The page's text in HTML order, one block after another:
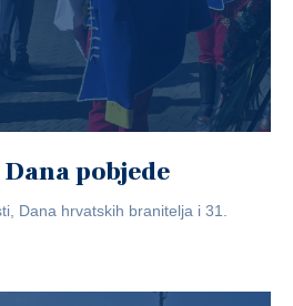
pobjede
Dana hrvatskih branitelja i 31.